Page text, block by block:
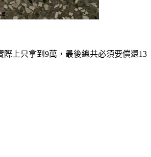
上只拿到9萬，最後總共必須要償還13